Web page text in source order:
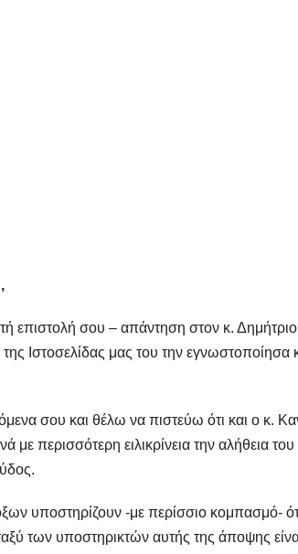
επιστολή σου – απάντηση στον κ.
Ιστοσελίδας μας του την εγνωστοποίησα
σου και θέλω να πιστεύω ότι και ο κ.
με περισσότερη ειλικρίνεια την αλήθεια
υποστηρίζουν -με περίσσιο κομπασμό-
των υποστηρικτών αυτής της άποψης